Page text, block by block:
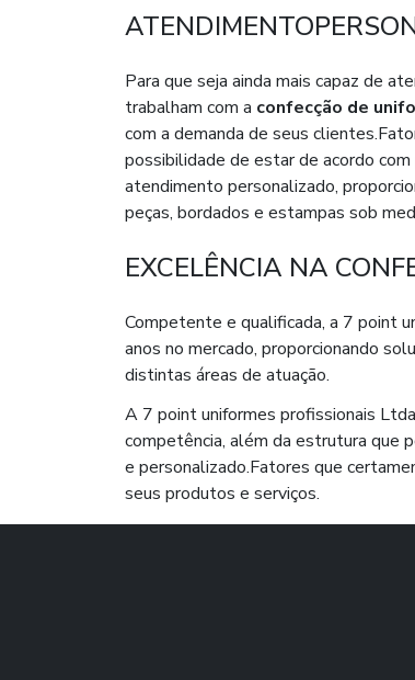
Para que seja ainda mais capaz de
trabalham com a confecção de
com a demanda de seus
possibilidade de estar de acordo
atendimento personalizado,
peças, bordados e estampas sob
EXCELÊNCIA NA
Competente e qualificada, a 7 point
anos no mercado, proporcionando
distintas áreas de atuação.
A 7 point uniformes profissionais
competência, além da estrutura que
e personalizado.Fatores que
seus produtos e serviços.